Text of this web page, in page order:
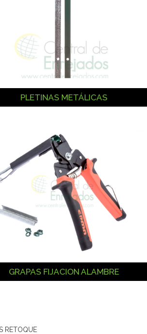
PLETINAS METÁLICAS
GRAPAS FIJACION ALAMBRE
RETOQUE